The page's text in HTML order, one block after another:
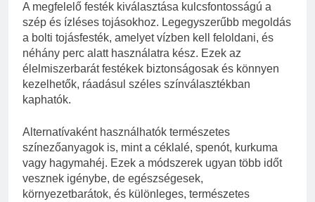
A megfelelő festék kiválasztása kulcsfontosságú a
szép és ízléses tojásokhoz. Legegyszerűbb megoldás
a bolti tojásfesték, amelyet vízben kell feloldani, és
néhány perc alatt használatra kész. Ezek az
élelmiszerbarát festékek biztonságosak és könnyen
kezelhetők, ráadásul széles színválasztékban
kaphatók.
Alternatívaként használhatók természetes
színezőanyagok is, mint a céklalé, spenót, kurkuma
vagy hagymahéj. Ezek a módszerek ugyan több időt
vesznek igénybe, de egészségesek,
környezetbarátok, és különleges, természetes